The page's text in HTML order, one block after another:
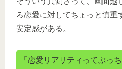
ろ恋愛に対してちょっと慎重
安定感がある。
「恋愛リアリティってぶっ